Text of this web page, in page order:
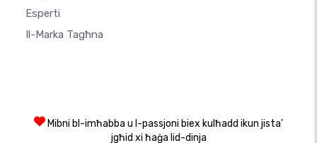
Esperti
Il-Marka Tagħna
Mibni bl-imħabba u l-passjoni biex kulħadd ikun jista’
jgħid xi ħaġa lid-dinja